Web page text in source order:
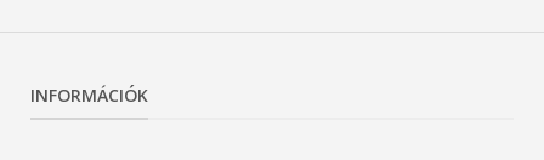
INFORMÁCIÓK